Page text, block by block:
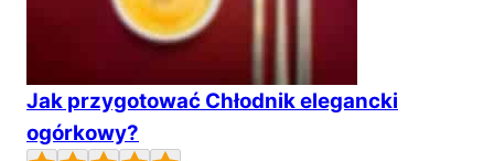
Jak przygotować Chłodnik elegancki
ogórkowy?